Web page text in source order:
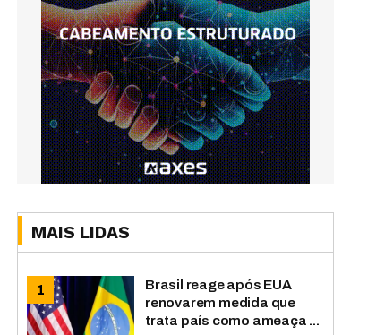
MAIS LIDAS
Brasil reage após EUA
renovarem medida que
trata país como ameaça ...